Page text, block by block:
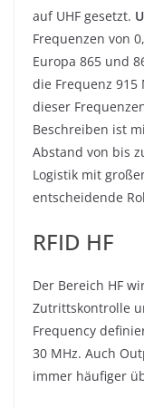
auf UHF gesetzt. U
Frequenzen von
Europa 865 und
die Frequenz
dieser
Beschreiben ist
Abstand von bis
Logistik mit
entscheidende
RFID HF
Der Bereich HF
Zutrittskontrolle
Frequency
30 MHz. Auch
immer häufiger